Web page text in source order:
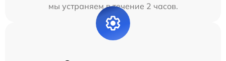
мы устраняем в течение 2 часов.